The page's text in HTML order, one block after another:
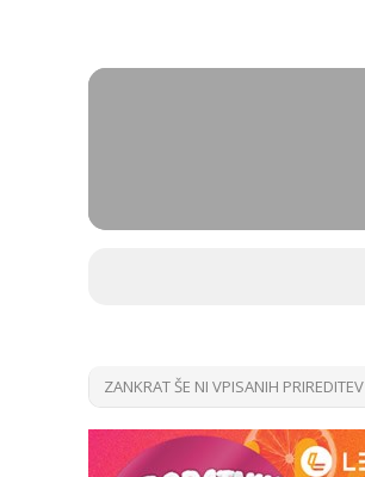
ZANKRAT ŠE NI VPISANIH PRIREDITEV